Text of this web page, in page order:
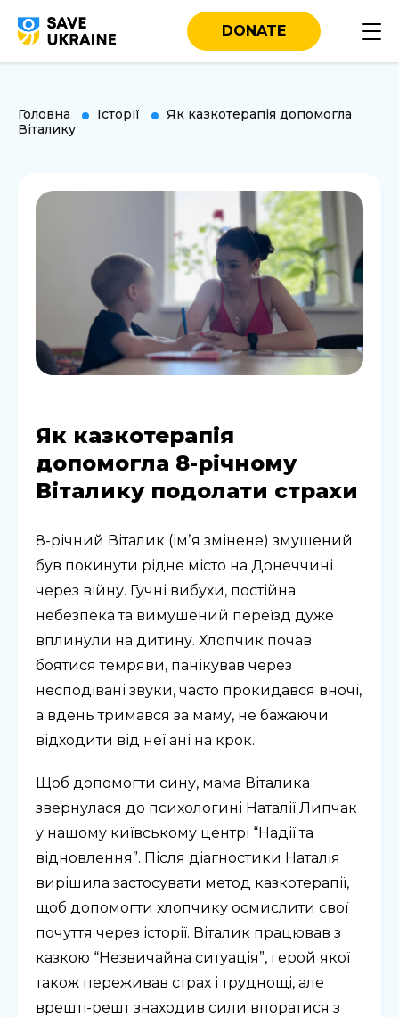
DONATE
Головна Історії
Як казкотерапія допомогла
Віталику
Як казкотерапія
допомогла 8-річному
Віталику подолати страхи
8-річний Віталик (імʼя змінене) змушений
був покинути рідне місто на Донеччині
через війну. Гучні вибухи, постійна
небезпека та вимушений переїзд дуже
вплинули на дитину. Хлопчик почав
боятися темряви, панікував через
несподівані звуки, часто прокидався вночі,
а вдень тримався за маму, не бажаючи
відходити від неї ані на крок.
Щоб допомогти сину, мама Віталика
звернулася до психологині Наталії Липчак
у нашому київському центрі “Надії та
відновлення”. Після діагностики Наталія
вирішила застосувати метод казкотерапії,
щоб допомогти хлопчику осмислити свої
почуття через історії. Віталик працював з
казкою “Незвичайна ситуація”, герой якої
також переживав страх і труднощі, але
врешті-решт знаходив сили впоратися з